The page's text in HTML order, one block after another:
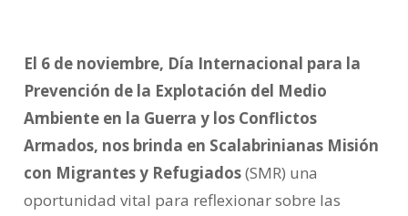
El 6 de noviembre, Día Internacional para la
Prevención de la Explotación del Medio
Ambiente en la Guerra y los Conflictos
Armados, nos brinda en Scalabrinianas Misión
con Migrantes y Refugiados(SMR) una
oportunidad vital para reflexionar sobre las